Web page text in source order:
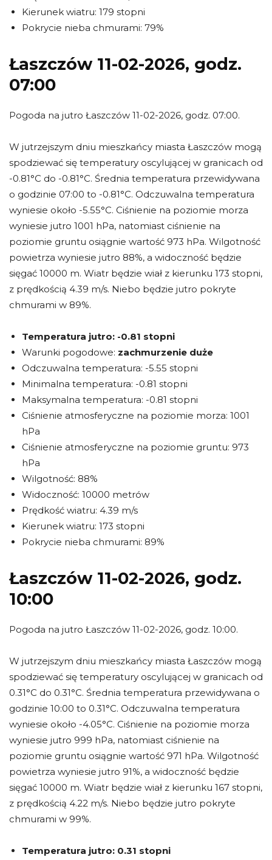
Kierunek wiatru: 179 stopni
Pokrycie nieba chmurami: 79%
Łaszczów 11-02-2026, godz.
07:00
Pogoda na jutro Łaszczów 11-02-2026, godz. 07:00.
W jutrzejszym dniu mieszkańcy miasta Łaszczów mogą
spodziewać się temperatury oscylującej w granicach od
-0.81°C do -0.81°C. Średnia temperatura przewidywana
o godzinie 07:00 to -0.81°C. Odczuwalna temperatura
wyniesie około -5.55°C. Ciśnienie na poziomie morza
wyniesie jutro 1001 hPa, natomiast ciśnienie na
poziomie gruntu osiągnie wartość 973 hPa. Wilgotność
powietrza wyniesie jutro 88%, a widoczność będzie
sięgać 10000 m. Wiatr będzie wiał z kierunku 173 stopni,
z prędkością 4.39 m/s. Niebo będzie jutro pokryte
chmurami w 89%.
Temperatura jutro: -0.81 stopni
Warunki pogodowe: zachmurzenie duże
Odczuwalna temperatura: -5.55 stopni
Minimalna temperatura: -0.81 stopni
Maksymalna temperatura: -0.81 stopni
Ciśnienie atmosferyczne na poziomie morza: 1001
hPa
Ciśnienie atmosferyczne na poziomie gruntu: 973
hPa
Wilgotność: 88%
Widoczność: 10000 metrów
Prędkość wiatru: 4.39 m/s
Kierunek wiatru: 173 stopni
Pokrycie nieba chmurami: 89%
Łaszczów 11-02-2026, godz.
10:00
Pogoda na jutro Łaszczów 11-02-2026, godz. 10:00.
W jutrzejszym dniu mieszkańcy miasta Łaszczów mogą
spodziewać się temperatury oscylującej w granicach od
0.31°C do 0.31°C. Średnia temperatura przewidywana o
godzinie 10:00 to 0.31°C. Odczuwalna temperatura
wyniesie około -4.05°C. Ciśnienie na poziomie morza
wyniesie jutro 999 hPa, natomiast ciśnienie na
poziomie gruntu osiągnie wartość 971 hPa. Wilgotność
powietrza wyniesie jutro 91%, a widoczność będzie
sięgać 10000 m. Wiatr będzie wiał z kierunku 167 stopni,
z prędkością 4.22 m/s. Niebo będzie jutro pokryte
chmurami w 99%.
Temperatura jutro: 0.31 stopni